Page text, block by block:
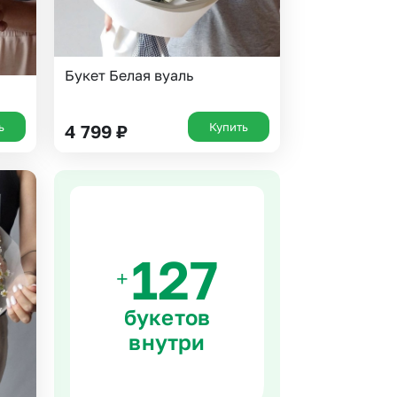
Букет Белая вуаль
4 799 ₽ Купить
+
букетов
внутри